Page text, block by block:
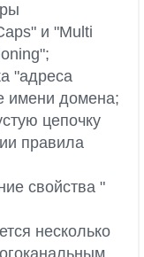
и "Multi
"адреса
имени домена;
цепочку
правила
свойства "
несколько